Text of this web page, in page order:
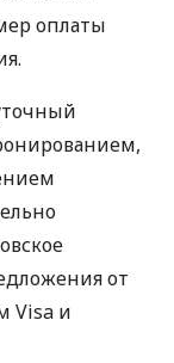
оплаты
от
Visa и